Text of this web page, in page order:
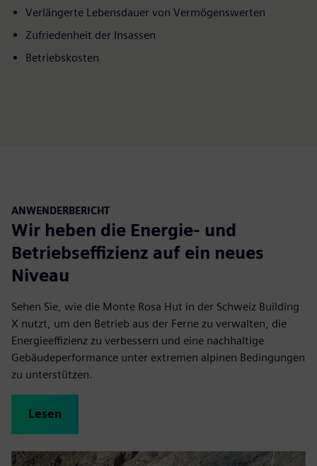
Verlängerte Lebensdauer von Vermögenswerten
Zufriedenheit der Insassen
Betriebskosten
ANWENDERBERICHT
Wir heben die Energie- und
Betriebseffizienz auf ein neues
Niveau
Sehen Sie, wie die Monte Rosa Hut in der Schweiz Building
X nutzt, um den Betrieb aus der Ferne zu verwalten, die
Energieeffizienz zu verbessern und eine nachhaltige
Gebäudeperformance unter extremen alpinen Bedingungen
zu unterstützen.
Lesen